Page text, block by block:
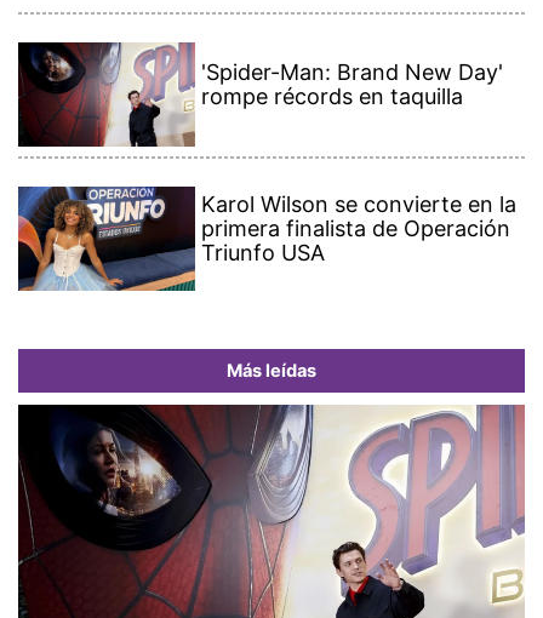
'Spider-Man: Brand New Day'
rompe récords en taquilla
Karol Wilson se convierte en la
primera finalista de Operación
Triunfo USA
Más leídas